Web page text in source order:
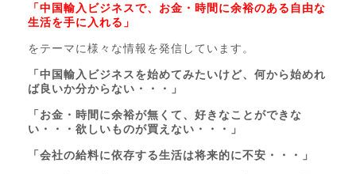
「中国輸入ビジネスで、お金・時間に余裕のある自由な
生活を手に入れる」
をテーマに様々な情報を発信しています。
「中国輸入ビジネスを始めてみたいけど、何から始めれ
ば良いか分からない・・・」
「お金・時間に余裕が無くて、好きなことができな
い・・・欲しいものが買えない・・・」
「会社の給料に依存する生活は将来的に不安・・・」